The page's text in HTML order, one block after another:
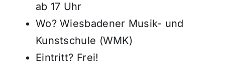
ab 17 Uhr
Wo? Wiesbadener Musik- und
Kunstschule (WMK)
Eintritt? Frei!